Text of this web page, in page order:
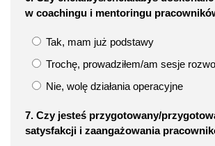
w coachingu i mentoringu
Tak, mam już podstawy
Trochę, prowadziłem/am sesje
Nie, wolę działania operacyjne
7. Czy jesteś przygotowany/
satysfakcji i zaangażowania